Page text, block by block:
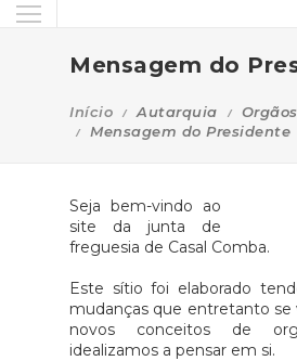
Mensagem do
Início Autarquia
Mensagem do Presidente
Seja bem-vindo ao
site da junta de
freguesia de Casal Comba.
Este sítio foi elaborado
mudanças que entretanto se
novos conceitos de
idealizamos a pensar em si.